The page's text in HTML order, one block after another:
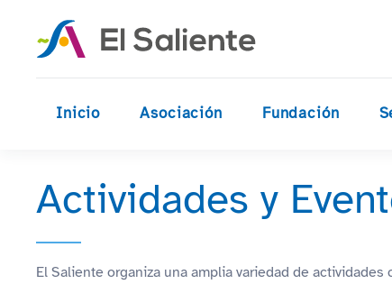
Skip to main content
Inicio Asociación Fundación
Actividades y
El Saliente organiza una amplia variedad de